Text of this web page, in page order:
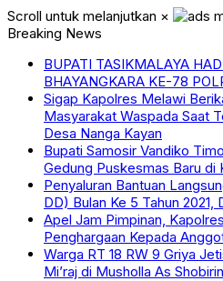
Scroll untuk melanjutkan ×
Breaking News
BUPATI TASIKMALAYA
BHAYANGKARA KE-78
Sigap Kapolres Melawi
Masyarakat Waspada Saat
Desa Nanga Kayan
Bupati Samosir Vandiko
Gedung Puskesmas Baru di
Penyaluran Bantuan
DD) Bulan Ke 5 Tahun 2021,
Apel Jam Pimpinan,
Penghargaan Kepada
Warga RT 18 RW 9 Griya
Mi’raj di Musholla As Shobirin